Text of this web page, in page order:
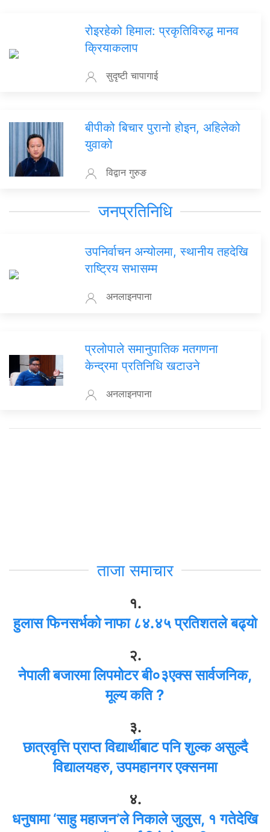
रोइरहेको हिमाल: प्रकृतिविरुद्ध मानव
क्रियाकलाप
सुदृष्टी चापागाई
बीपीको बिचार पुरानो होइन, अहिलेको
युवाको
विद्वान गुरुङ
जनप्रतिनिधि
उपनिर्वाचन अन्योलमा, स्थानीय तहदेखि
राष्ट्रिय सभासम्म
अनलाइनपाना
प्रलोपाले समानुपातिक मतगणना
केन्द्रमा प्रतिनिधि खटाउने
अनलाइनपाना
ताजा समाचार
१.
हुलास फिनसर्भको नाफा ८४.४५ प्रतिशतले बढ्यो
२.
नेपाली बजारमा लिपमोटर बी०३एक्स सार्वजनिक,
मूल्य कति ?
३.
छात्रवृत्ति प्राप्त विद्यार्थीबाट पनि शुल्क असुल्दै
विद्यालयहरु, उपमहानगर एक्सनमा
४.
धनुषामा ‘साहु महाजन’ले निकाले जुलुस, १ गतेदेखि